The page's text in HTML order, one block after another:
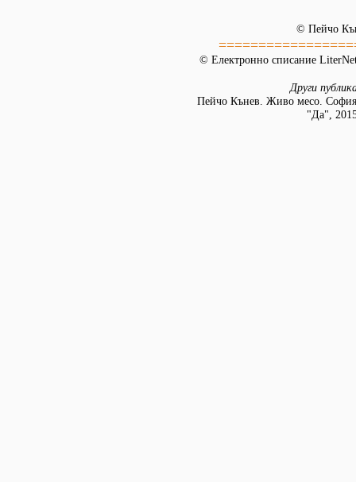
© Пейчо
© Електронно списание
Други
Пейчо Кънев. Живо месо. София:
"Да",